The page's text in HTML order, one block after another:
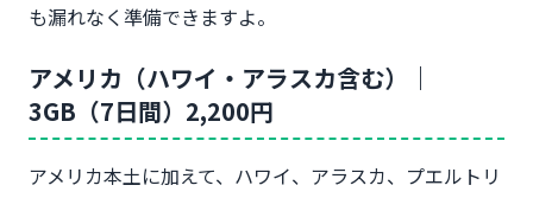
も漏れなく準備できますよ。
アメリカ（ハワイ・アラスカ含む）｜
3GB（7日間）2,200円
アメリカ本土に加えて、ハワイ、アラスカ、プエルトリ